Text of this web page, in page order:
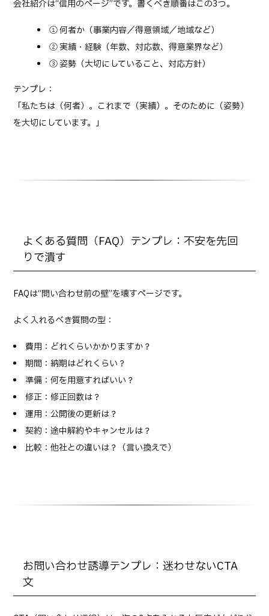
会社紹介は“信用のページ”です。書くべき順番はこの3つ。
① 何者か（事業内容／得意領域／地域など）
② 実績・経験（年数、対応数、得意業界など）
③ 姿勢（大切にしていること、対応方針）
テンプレ：
「私たちは（何者）。これまで（実績）。そのために（姿勢）
を大切にしています。」
よくある質問（FAQ）テンプレ：不安を先回
りで潰す
FAQは“問い合わせ前の壁”を壊すページです。
よく入れるべき質問の型：
費用：どれくらいかかりますか？
期間：納期はどれくらい？
準備：何を用意すればいい？
修正：修正回数は？
運用：公開後の更新は？
契約：途中解約やキャンセルは？
比較：他社との違いは？（言い換えで）
お問い合わせ誘導テンプレ：迷わせないCTA
文